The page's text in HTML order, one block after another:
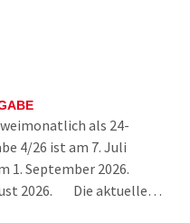
als 24-
4/26 ist am 7. Juli
1. September 2026.
2026. Die aktuelle…